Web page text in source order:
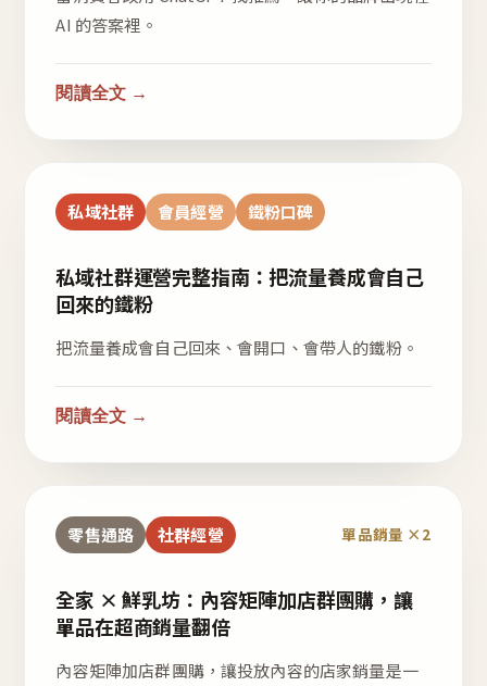
AI 的答案裡。
閱讀全文 →
私域社群 會員經營 鐵粉口碑
私域社群運營完整指南：把流量養成會自己
回來的鐵粉
把流量養成會自己回來、會開口、會帶人的鐵粉。
閱讀全文 →
零售通路 社群經營 單品銷量 ×2
全家 × 鮮乳坊：內容矩陣加店群團購，讓
單品在超商銷量翻倍
內容矩陣加店群團購，讓投放內容的店家銷量是一